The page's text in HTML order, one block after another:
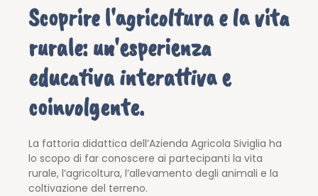
Scoprire l'agricoltura e la vita
rurale: un'esperienza
educativa interattiva e
coinvolgente.
La fattoria didattica dell’Azienda Agricola Siviglia ha
lo scopo di far conoscere ai partecipanti la vita
rurale, l’agricoltura, l’allevamento degli animali e la
coltivazione del terreno.